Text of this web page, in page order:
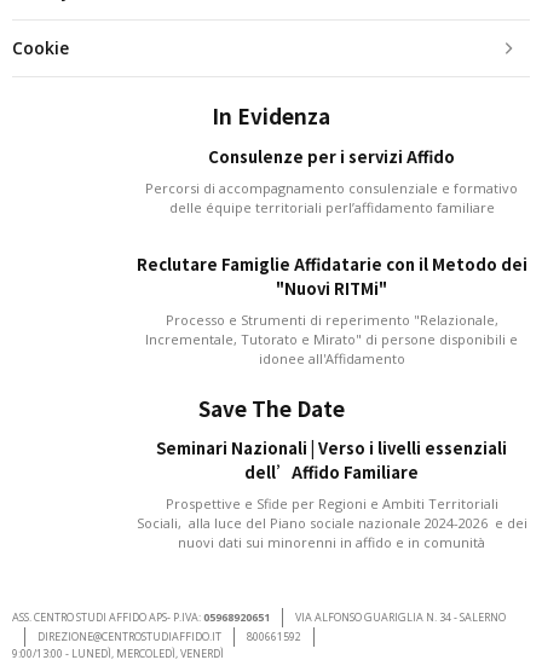
Cookie
In Evidenza
Consulenze per i servizi Affido
Percorsi di accompagnamento consulenziale e formativo
delle équipe territoriali perl’affidamento familiare
Reclutare Famiglie Affidatarie con il Metodo dei
"Nuovi RITMi"
Processo e Strumenti di reperimento "Relazionale,
Incrementale, Tutorato e Mirato" di persone disponibili e
idonee all'Affidamento
Save The Date
Seminari Nazionali | Verso i livelli essenziali
dell’Affido Familiare
Prospettive e Sfide per Regioni e Ambiti Territoriali
Sociali, alla luce del Piano sociale nazionale 2024-2026 e dei
nuovi dati sui minorenni in affido e in comunità
ASS. CENTRO STUDI AFFIDO APS- P.IVA:05968920651
VIA ALFONSO GUARIGLIA N. 34 - SALERNO
DIREZIONE@CENTROSTUDIAFFIDO.IT
800661592
9:00/13:00 - LUNEDÌ, MERCOLEDÌ, VENERDÌ